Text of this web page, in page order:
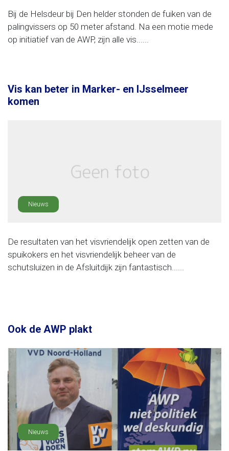
Bij de Helsdeur bij Den helder stonden de fuiken van de
palingvissers op 50 meter afstand. Na een motie mede
op initiatief van de AWP, zijn alle vis......
Vis kan beter in Marker- en IJsselmeer
komen
Nieuws
De resultaten van het visvriendelijk open zetten van de
spuikokers en het visvriendelijk beheer van de
schutsluizen in de Afsluitdijk zijn fantastisch......
Ook de AWP plakt
Nieuws